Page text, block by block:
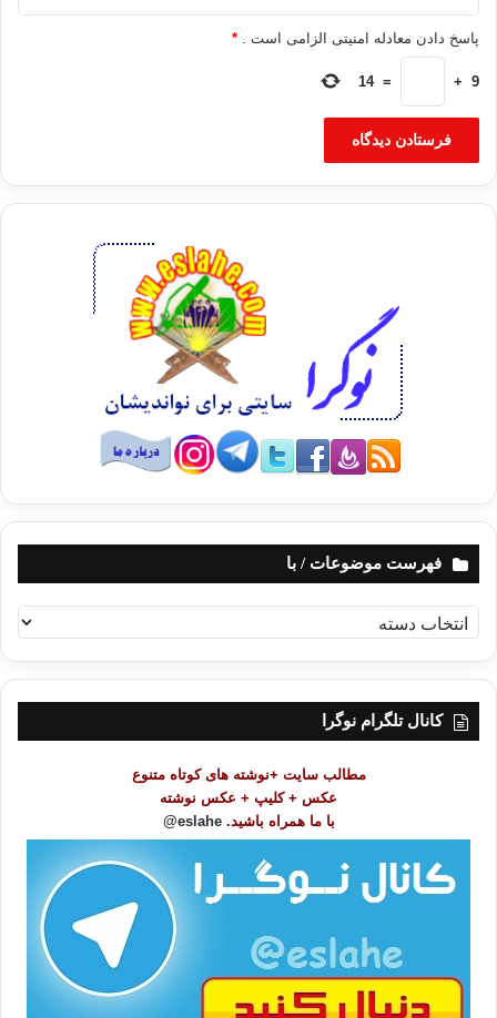
پاسخ دادن معادله امنیتی الزامی است . *
9
+
=
14
فهرست موضوعات / با
ه
ر
کانال تلگرام نوگرا
مطالب سایت +نوشته های کوتاه متنوع
عکس + کلیپ + عکس نوشته
با ما همراه باشید. eslahe@